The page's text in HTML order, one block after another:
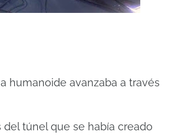
humanoide avanzaba a través
del túnel que se había creado